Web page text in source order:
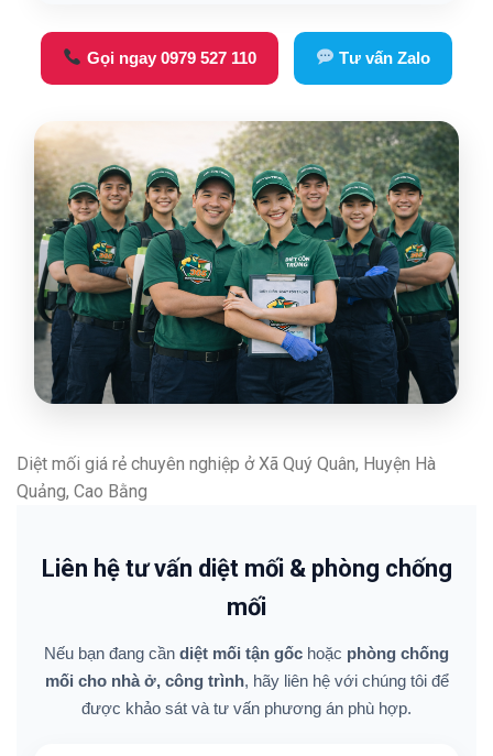
Gọi ngay 0979 527 110 Tư vấn Zalo
Diệt mối giá rẻ chuyên nghiệp ở Xã Quý Quân, Huyện Hà
Quảng, Cao Bằng
Liên hệ tư vấn diệt mối & phòng chống
mối
Nếu bạn đang cần diệt mối tận gốc hoặc phòng chống
mối cho nhà ở, công trình, hãy liên hệ với chúng tôi để
được khảo sát và tư vấn phương án phù hợp.